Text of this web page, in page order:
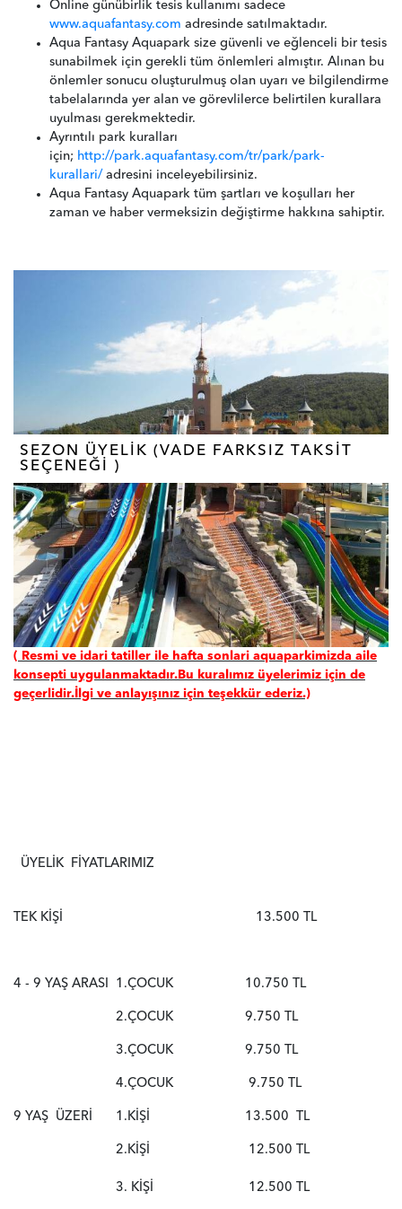
Online günübirlik tesis kullanımı sadece
www.aquafantasy.com adresinde satılmaktadır.
Aqua Fantasy Aquapark size güvenli ve eğlenceli bir tesis
sunabilmek için gerekli tüm önlemleri almıştır. Alınan bu
önlemler sonucu oluşturulmuş olan uyarı ve bilgilendirme
tabelalarında yer alan ve görevlilerce belirtilen kurallara
uyulması gerekmektedir.
Ayrıntılı park kuralları
için; http://park.aquafantasy.com/tr/park/park-
kurallari/ adresini inceleyebilirsiniz.
Aqua Fantasy Aquapark tüm şartları ve koşulları her
zaman ve haber vermeksizin değiştirme hakkına sahiptir.
SEZON ÜYELİK (VADE FARKSIZ TAKSİT
SEÇENEĞİ )
( Resmi ve idari tatiller ile hafta sonlari aquaparkimizda aile
konsepti uygulanmaktadır.Bu kuralımız üyelerimiz için de
geçerlidir.İlgi ve anlayışınız için teşekkür ederiz.)
ÜYELİK FİYATLARIMIZ
TEK KİŞİ 13.500 TL
4 - 9 YAŞ ARASI 1.ÇOCUK 10.750 TL
2.ÇOCUK 9.750 TL
3.ÇOCUK 9.750 TL
4.ÇOCUK 9.750 TL
9 YAŞ ÜZERİ 1.KİŞİ 13.500 TL
2.KİŞİ
3. KİŞİ
12.500 TL
12.500 TL